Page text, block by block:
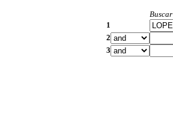
Buscar
1
2
3